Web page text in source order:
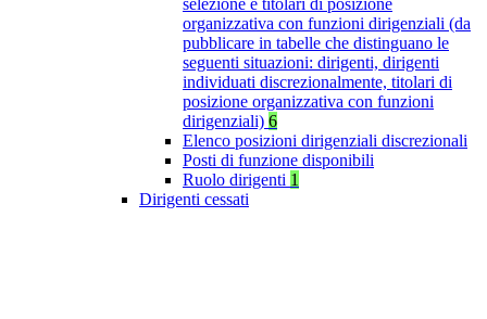
selezione e titolari di posizione
organizzativa con funzioni dirigenziali (da
pubblicare in tabelle che distinguano le
seguenti situazioni: dirigenti, dirigenti
individuati discrezionalmente, titolari di
posizione organizzativa con funzioni
dirigenziali) 6
Elenco posizioni dirigenziali discrezionali
Posti di funzione disponibili
Ruolo dirigenti 1
Dirigenti cessati